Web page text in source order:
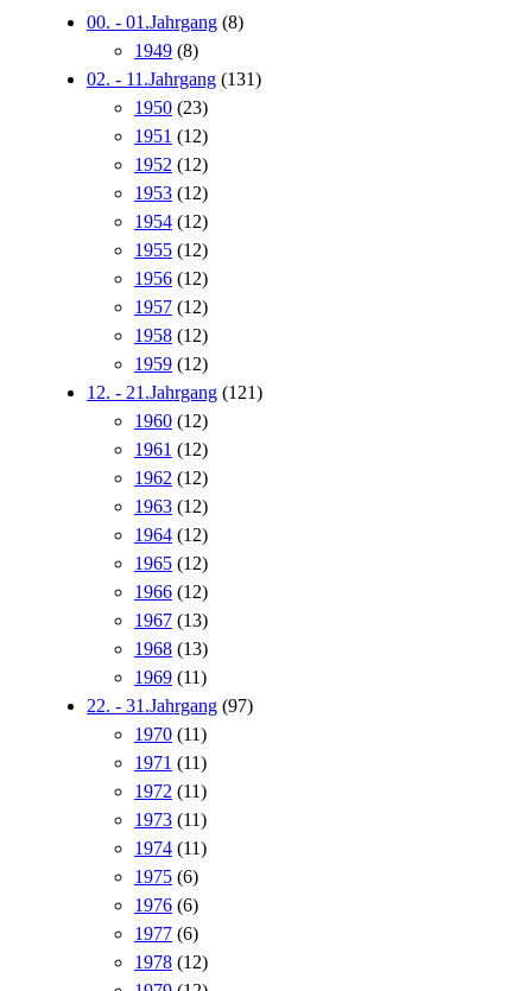
00. - 01.Jahrgang (8)
1949 (8)
02. - 11.Jahrgang (131)
1950 (23)
1951 (12)
1952 (12)
1953 (12)
1954 (12)
1955 (12)
1956 (12)
1957 (12)
1958 (12)
1959 (12)
12. - 21.Jahrgang (121)
1960 (12)
1961 (12)
1962 (12)
1963 (12)
1964 (12)
1965 (12)
1966 (12)
1967 (13)
1968 (13)
1969 (11)
22. - 31.Jahrgang (97)
1970 (11)
1971 (11)
1972 (11)
1973 (11)
1974 (11)
1975 (6)
1976 (6)
1977 (6)
1978 (12)